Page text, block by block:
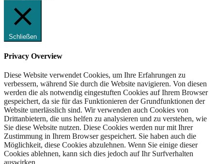
Schließen
Privacy Overview
Diese Website verwendet Cookies, um Ihre Erfahrungen zu
verbessern, während Sie durch die Website navigieren. Von diesen
werden die als notwendig eingestuften Cookies auf Ihrem Browser
gespeichert, da sie für das Funktionieren der Grundfunktionen der
Website unerlässlich sind. Wir verwenden auch Cookies von
Drittanbietern, die uns helfen zu analysieren und zu verstehen, wie
Sie diese Website nutzen. Diese Cookies werden nur mit Ihrer
Zustimmung in Ihrem Browser gespeichert. Sie haben auch die
Möglichkeit, diese Cookies abzulehnen. Wenn Sie einige dieser
Cookies ablehnen, kann sich dies jedoch auf Ihr Surfverhalten